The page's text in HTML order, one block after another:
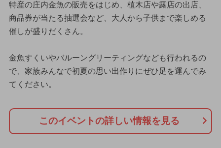
特産の庄内金魚の販売をはじめ、植木店や露店の出店、
商品券が当たる抽選会など、大人から子供まで楽しめる
催しが盛りだくさん。
金魚すくいやバルーングリーティングなども行われるの
で、家族みんなで初夏の思い出作りにぜひ足を運んでみ
てください。
このイベントの詳しい情報を見る